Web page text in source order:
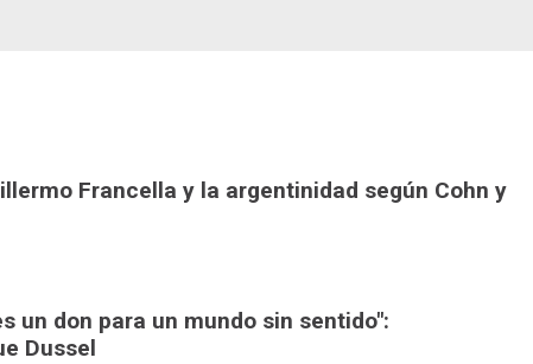
Francella y la argentinidad según Cohn y
un don para un mundo sin sentido":
Dussel